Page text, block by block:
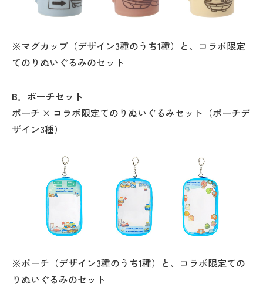
※マグカップ（デザイン3種のうち1種）と、コラボ限定
てのりぬいぐるみのセット
B．ポーチセット
ポーチ × コラボ限定てのりぬいぐるみセット（ポーチデ
ザイン3種）
※ポーチ（デザイン3種のうち1種）と、コラボ限定ての
りぬいぐるみのセット